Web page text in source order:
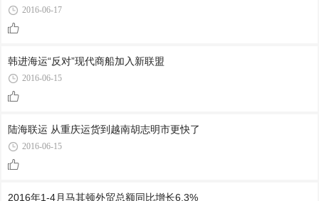
2016-06-17
韩进海运“反对”现代商船加入新联盟
2016-06-15
陆海联运 从重庆运货到越南胡志明市更快了
2016-06-15
2016年1-4月马其顿外贸总额同比增长6.3%